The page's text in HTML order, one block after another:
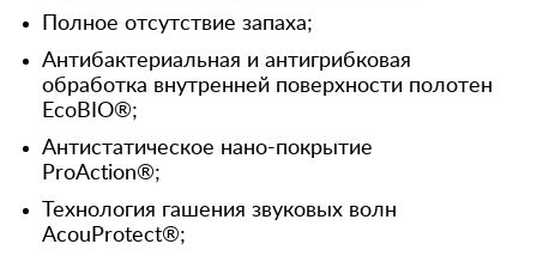
Полное отсутствие запаха;
Антибактериальная и антигрибковая
обработка внутренней поверхности полотен
EcoBIO®;
Антистатическое нано-покрытие
ProAction®;
Технология гашения звуковых волн
AcouProtect®;